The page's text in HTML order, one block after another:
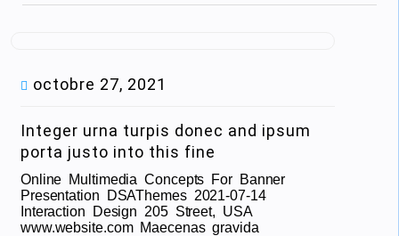
octobre 27, 2021
Integer urna turpis donec and ipsum
porta justo into this fine
Online Multimedia Concepts For Banner
Presentation DSAThemes 2021-07-14
Interaction Design 205 Street, USA
www.website.com Maecenas gravida